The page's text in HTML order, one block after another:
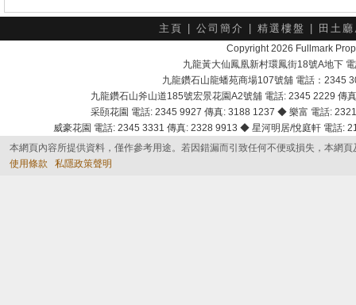
主頁 公司簡介 精選樓盤 田土
Copyright 2026 Fullmark
九龍黃大仙鳳凰新村環鳳街18號A地下
九龍鑽石山龍蟠苑商場107號舖 電話：2345
九龍鑽石山斧山道185號宏景花園A2號舖 電話: 2345 2229
采頣花園 電話: 2345 9927 傳真: 3188 1237 ◆ 樂富 電話:
威豪花園 電話: 2345 3331 傳真: 2328 9913 ◆ 星河明居/悅庭軒 電話
本網頁內容所提供資料，僅作參考用途。若因錯漏而引致任何不便或損失，本網
使用條款
私隱政策聲明